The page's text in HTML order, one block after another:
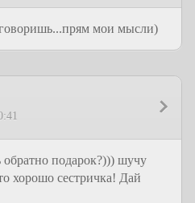
мои мысли)
обратно подарок?))) шучу
хорошо сестричка! Дай